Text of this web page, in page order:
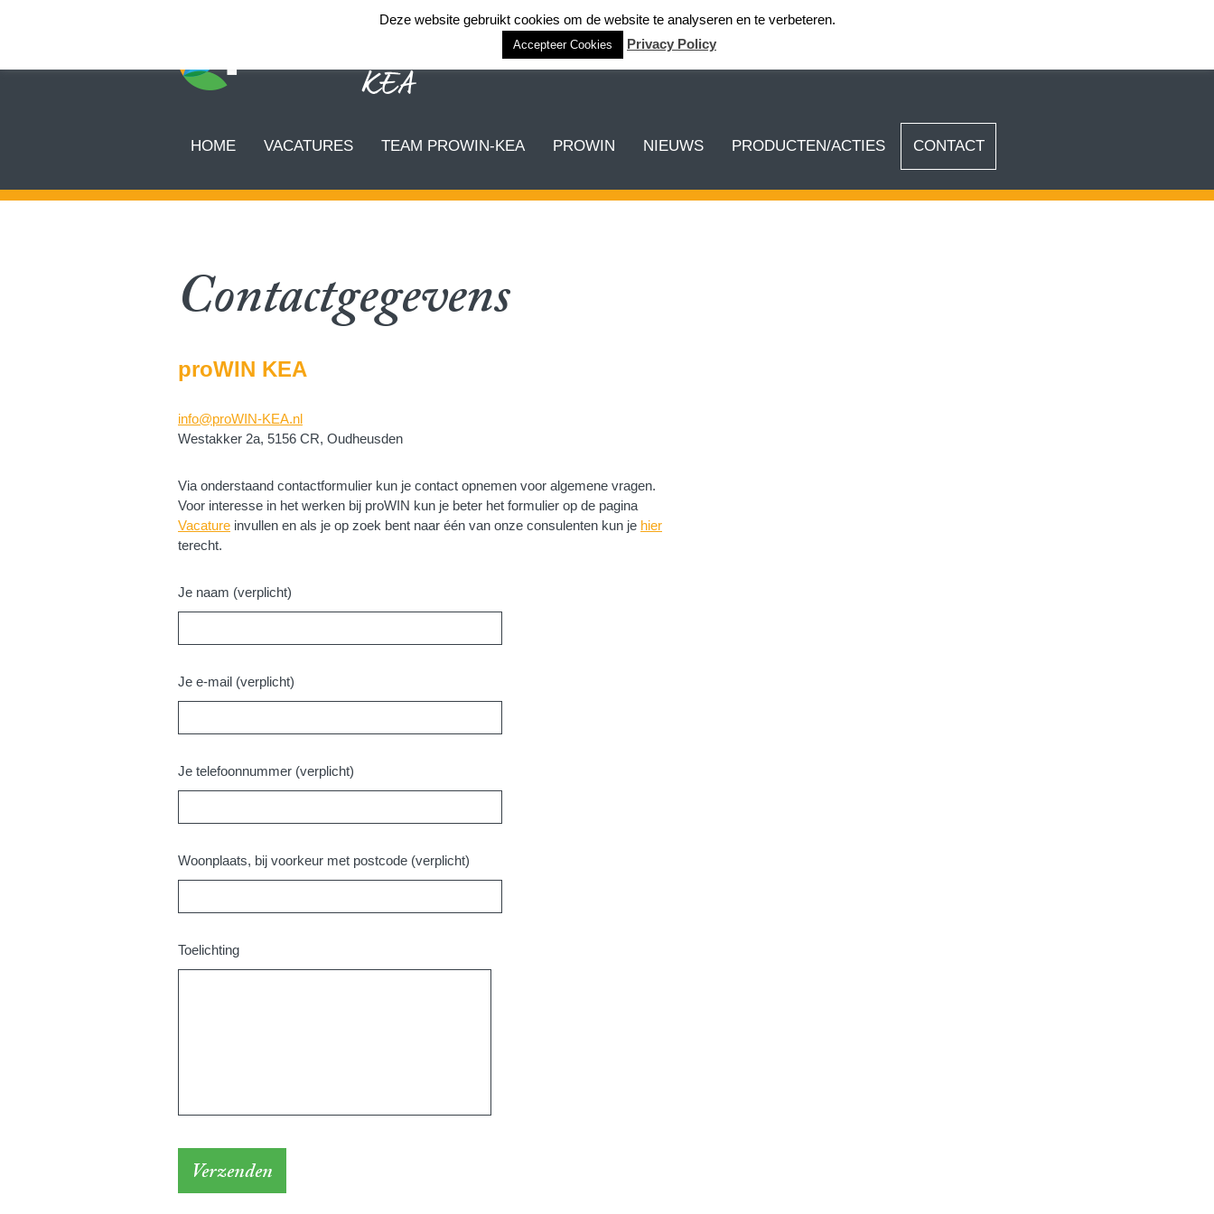
HOME VACATURES TEAM PROWIN-KEA PROWIN NIEUWS PRODUCTEN/ACTIES CONTACT
Contactgegevens
proWIN KEA
info@proWIN-KEA.nl
Westakker 2a, 5156 CR, Oudheusden
Via onderstaand contactformulier kun je contact opnemen voor algemene vragen.
Voor interesse in het werken bij proWIN kun je beter het formulier op de pagina
Vacature invullen en als je op zoek bent naar één van onze consulenten kun je hier
terecht.
Je naam (verplicht)
Je e-mail (verplicht)
Je telefoonnummer (verplicht)
Woonplaats, bij voorkeur met postcode (verplicht)
Toelichting
Deze website gebruikt cookies om de website te analyseren en te verbeteren.
Accepteer Cookies Privacy Policy